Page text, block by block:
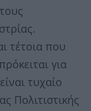
τέτοια που
για
τυχαίο
Πολιτιστικής